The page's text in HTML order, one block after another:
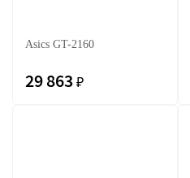
Asics GT-2160
29 863 ₽